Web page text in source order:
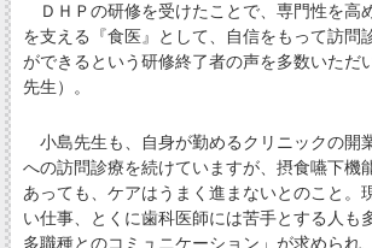
ＤＨＰの研修を受けたことで、専門性を高
を支える『食医』として、自信をもって訪問
ができるという研修終了者の声を多数いただ
先生）。
小島先生も、自身が勤めるクリニックの開
への訪問診療を続けていますが、摂食嚥下機
あっても、ケアはうまく進まないとのこと。
い仕事、とくに歯科医師には苦手とする人も
多職種とのコミュニケーション」が求められ